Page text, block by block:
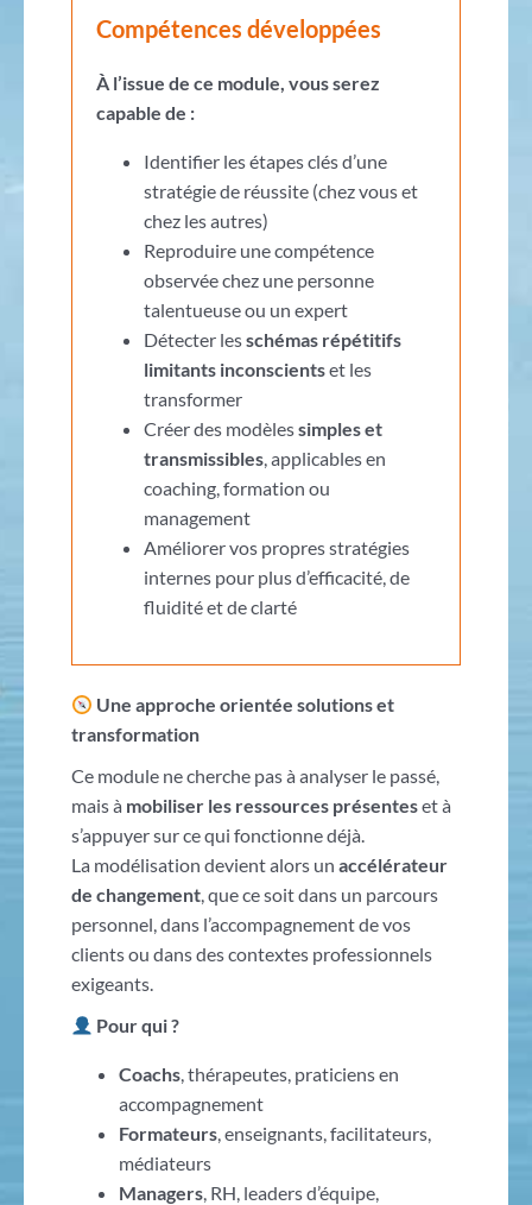
Compétences développées
À l’issue de ce module, vous serez
capable de :
Identifier les étapes clés d’une
stratégie de réussite (chez vous et
chez les autres)
Reproduire une compétence
observée chez une personne
talentueuse ou un expert
Détecter lesschémas répétitifs
limitants inconscientset les
transformer
Créer des modèlessimples et
transmissibles, applicables en
coaching, formation ou
management
Améliorer vos propres stratégies
internes pour plus d’efficacité, de
fluidité et de clarté
Une approche orientée solutions et
transformation
Ce module ne cherche pas à analyser le passé,
mais à mobiliser les ressources présenteset à
s’appuyer sur ce qui fonctionne déjà.
La modélisation devient alors un accélérateur
de changement, que ce soit dans un parcours
personnel, dans l’accompagnement de vos
clients ou dans des contextes professionnels
exigeants.
Pour qui ?
Coachs, thérapeutes, praticiens en
accompagnement
Formateurs, enseignants, facilitateurs,
médiateurs
Managers, RH, leaders d’équipe,